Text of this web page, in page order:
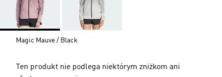
Magic Mauve / Black
Ten produkt nie podlega niektórym zniżkom ani